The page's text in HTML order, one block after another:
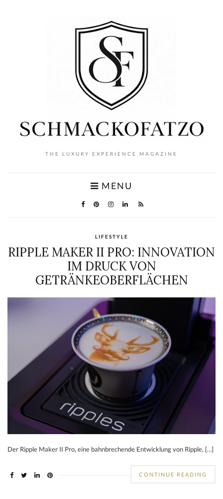
THE LUXURY EXPERIENCE MAGAZINE
MENU
LIFESTYLE
RIPPLE MAKER II PRO: INNOVATION
IM DRUCK VON
GETRÄNKEOBERFLÄCHEN
Der Ripple Maker II Pro, eine bahnbrechende Entwicklung von Ripple, […]
CONTINUE READING